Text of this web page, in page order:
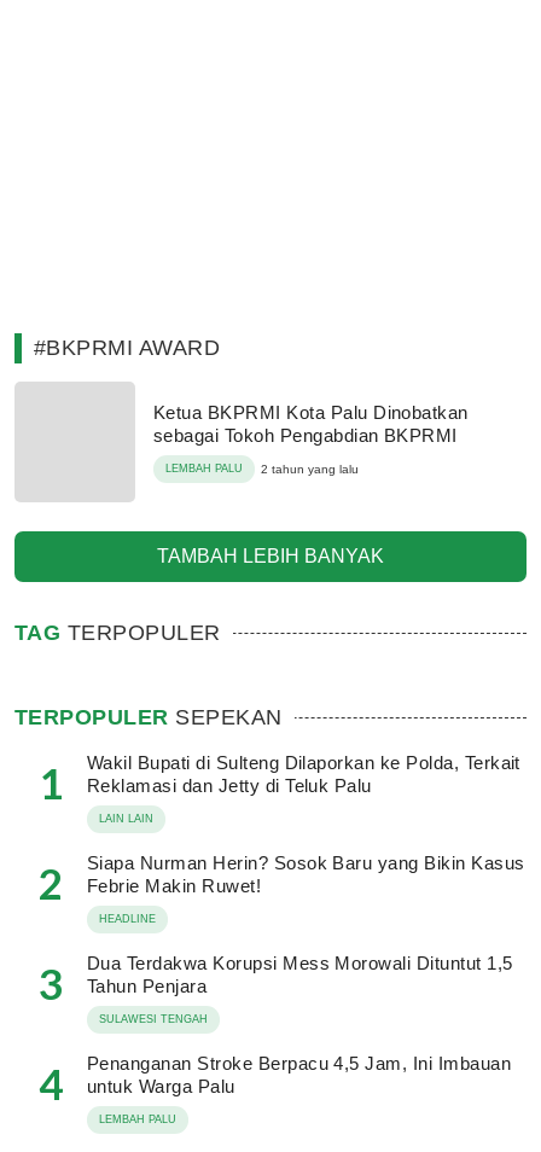
#BKPRMI AWARD
Ketua BKPRMI Kota Palu Dinobatkan
sebagai Tokoh Pengabdian BKPRMI
LEMBAH PALU 2 tahun yang lalu
TAMBAH LEBIH BANYAK
TAG TERPOPULER
TERPOPULER SEPEKAN
1
Wakil Bupati di Sulteng Dilaporkan ke Polda, Terkait
Reklamasi dan Jetty di Teluk Palu
LAIN LAIN
2
Siapa Nurman Herin? Sosok Baru yang Bikin Kasus
Febrie Makin Ruwet!
HEADLINE
3
Dua Terdakwa Korupsi Mess Morowali Dituntut 1,5
Tahun Penjara
SULAWESI TENGAH
4
Penanganan Stroke Berpacu 4,5 Jam, Ini Imbauan
untuk Warga Palu
LEMBAH PALU